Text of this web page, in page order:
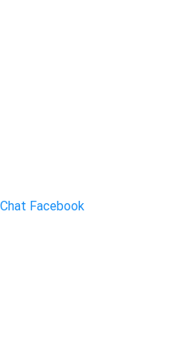
Chat Facebook